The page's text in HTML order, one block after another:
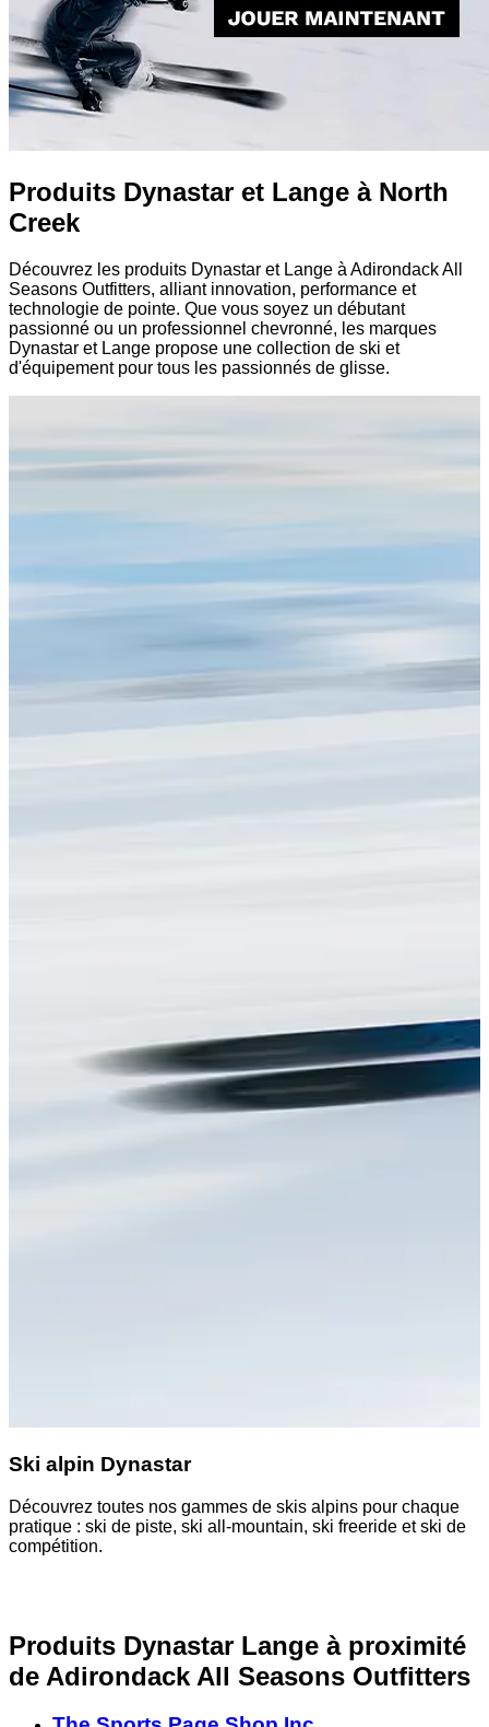
Produits Dynastar et Lange à North
Creek
Découvrez les produits Dynastar et Lange à Adirondack All
Seasons Outfitters, alliant innovation, performance et
technologie de pointe. Que vous soyez un débutant
passionné ou un professionnel chevronné, les marques
Dynastar et Lange propose une collection de ski et
d'équipement pour tous les passionnés de glisse.
Ski alpin Dynastar
Découvrez toutes nos gammes de skis alpins pour chaque
pratique : ski de piste, ski all-mountain, ski freeride et ski de
compétition.
Produits Dynastar Lange à proximité
de Adirondack All Seasons Outfitters